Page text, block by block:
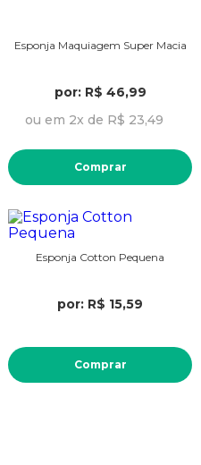
Esponja Maquiagem Super Macia
por: R$ 46,99
ou em 2x de R$ 23,49
Comprar
Esponja Cotton Pequena
por: R$ 15,59
Comprar